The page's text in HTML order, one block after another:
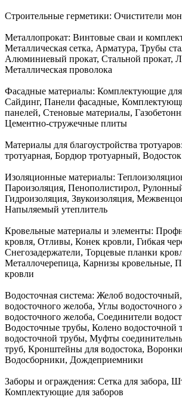
Строительные герметики: Очистители
Металлопрокат: Винтовые сваи и
Металлическая сетка, Арматура, Трубы
Алюминиевый прокат, Стальной прокат,
Металлическая проволока
Фасадные материалы: Комплектующие для
Сайдинг, Панели фасадные,
панелей, Стеновые материалы,
Цементно-стружечные плиты
Материалы для благоустройства тротуаров:
тротуарная, Бордюр тротуарный,
Изоляционные материалы:
Пароизоляция, Пенополистирол,
Гидроизоляция, Звукоизоляция,
Напыляемый утеплитель
Кровельные материалы и элементы:
кровля, Отливы, Конек кровли, Гибкая
Снегозадержатели, Торцевые планки
Металлочерепица, Карнизы кровельные,
кровли
Водосточная система: Желоб
водосточного желоба, Углы водосточного
водосточного желоба, Соединители
Водосточные трубы, Колено водосточной
водосточной трубы, Муфты
труб, Кронштейны для водостока,
Водосборники, Дождеприемники
Заборы и ограждения: Сетка для забора,
Комплектующие для заборов